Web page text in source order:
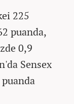
225
puanda,
0,9
Sensex